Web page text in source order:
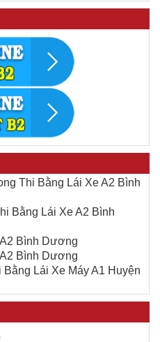
Thi Bằng Lái Xe A2 Bình
Bằng Lái Xe A2 Bình
Bình Dương
Bình Dương
Bằng Lái Xe Máy A1 Huyện